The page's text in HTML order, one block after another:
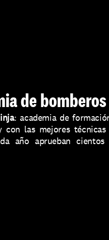
de bomberos
: academia de
las mejores técnicas
año aprueban cientos